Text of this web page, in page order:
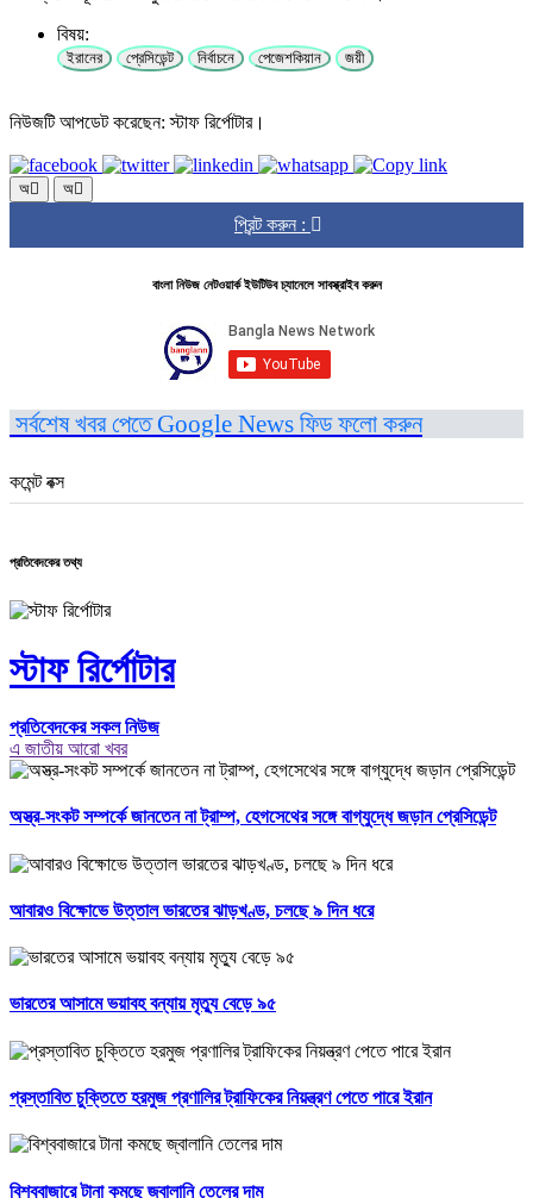
বিষয়:
ইরানের প্রেসিডেন্ট নির্বাচনে পেজেশকিয়ান জয়ী
নিউজটি আপডেট করেছেন: স্টাফ রির্পোটার।
অ অ
প্রিন্ট করুন :
বাংলা নিউজ নেটওয়ার্ক ইউটিউব চ্যানেলে সাবস্ক্রাইব করুন
সর্বশেষ খবর পেতে Google News ফিড ফলো করুন
কমেন্ট বক্স
প্রতিবেদকের তথ্য
স্টাফ রির্পোটার
প্রতিবেদকের সকল নিউজ
এ জাতীয় আরো খবর
অস্ত্র-সংকট সম্পর্কে জানতেন না ট্রাম্প, হেগসেথের সঙ্গে বাগ্‌যুদ্ধে জড়ান প্রেসিডেন্ট
আবারও বিক্ষোভে উত্তাল ভারতের ঝাড়খণ্ড, চলছে ৯ দিন ধরে
ভারতের আসামে ভয়াবহ বন্যায় মৃত্যু বেড়ে ৯৫
প্রস্তাবিত চুক্তিতে হরমুজ প্রণালির ট্রাফিকের নিয়ন্ত্রণ পেতে পারে ইরান
বিশ্ববাজারে টানা কমছে জ্বালানি তেলের দাম